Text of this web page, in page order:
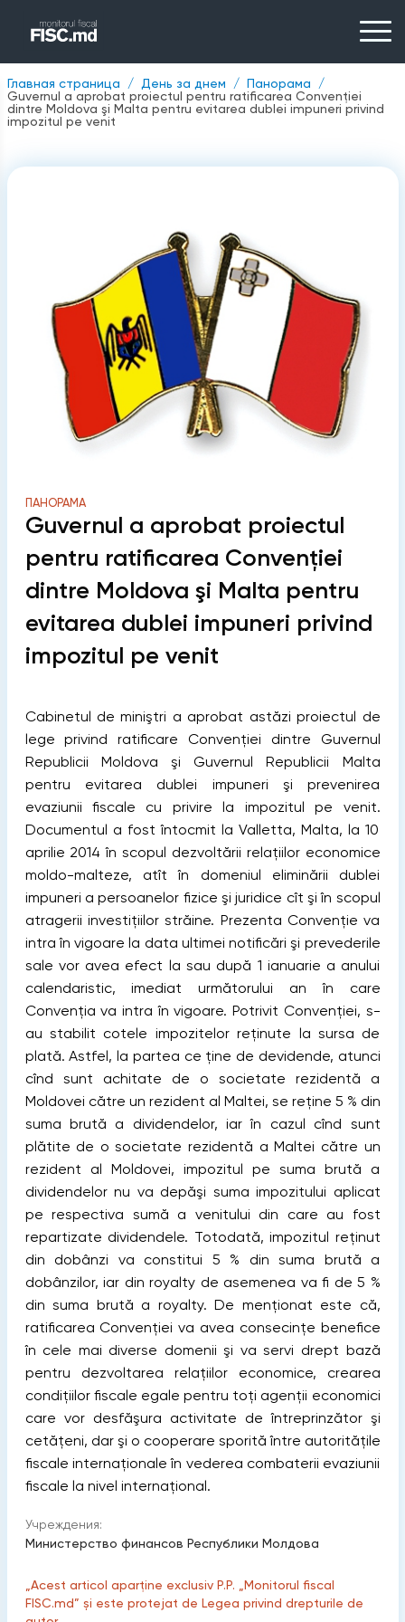
Главная страница День за днем
Панорама
Guvernul a aprobat proiectul pentru ratificarea Convenţiei
dintre Moldova şi Malta pentru evitarea dublei impuneri privind
impozitul pe venit
ПАНОРАМА
Guvernul a aprobat proiectul
pentru ratificarea Convenţiei
dintre Moldova şi Malta pentru
evitarea dublei impuneri privind
impozitul pe venit
Cabinetul de miniştri a aprobat astăzi proiectul de
lege privind ratificare Convenţiei dintre Guvernul
Republicii Moldova şi Guvernul Republicii Malta
pentru evitarea dublei impuneri şi prevenirea
evaziunii fiscale cu privire la impozitul pe venit.
Documentul a fost întocmit la Valletta, Malta, la 10
aprilie 2014 în scopul dezvoltării relaţiilor economice
moldo-malteze, atît în domeniul eliminării dublei
impuneri a persoanelor fizice şi juridice cît şi în scopul
atragerii investiţiilor străine. Prezenta Convenţie va
intra în vigoare la data ultimei notificări şi prevederile
sale vor avea efect la sau după 1 ianuarie a anului
calendaristic, imediat următorului an în care
Convenţia va intra în vigoare. Potrivit Convenţiei, s-
au stabilit cotele impozitelor reţinute la sursa de
plată. Astfel, la partea ce ţine de devidende, atunci
cînd sunt achitate de o societate rezidentă a
Moldovei către un rezident al Maltei, se reţine 5 % din
suma brută a dividendelor, iar în cazul cînd sunt
plătite de o societate rezidentă a Maltei către un
rezident al Moldovei, impozitul pe suma brută a
dividendelor nu va depăşi suma impozitului aplicat
pe respectiva sumă a venitului din care au fost
repartizate dividendele. Totodată, impozitul reţinut
din dobânzi va constitui 5 % din suma brută a
dobânzilor, iar din royalty de asemenea va fi de 5 %
din suma brută a royalty. De menţionat este că,
ratificarea Convenţiei va avea consecinţe benefice
în cele mai diverse domenii şi va servi drept bază
pentru dezvoltarea relaţiilor economice, crearea
condiţiilor fiscale egale pentru toţi agenţii economici
care vor desfăşura activitate de întreprinzător şi
cetăţeni, dar şi o cooperare sporită între autorităţile
fiscale internaţionale în vederea combaterii evaziunii
fiscale la nivel internaţional.
Учреждения:
Министерство финансов Республики Молдова
„Acest articol aparține exclusiv P.P. „Monitorul fiscal
FISC.md” și este protejat de Legea privind drepturile de